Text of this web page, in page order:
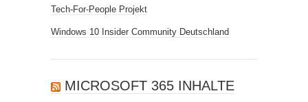
Tech-For-People Projekt
Windows 10 Insider Community Deutschland
MICROSOFT 365 INHALTE